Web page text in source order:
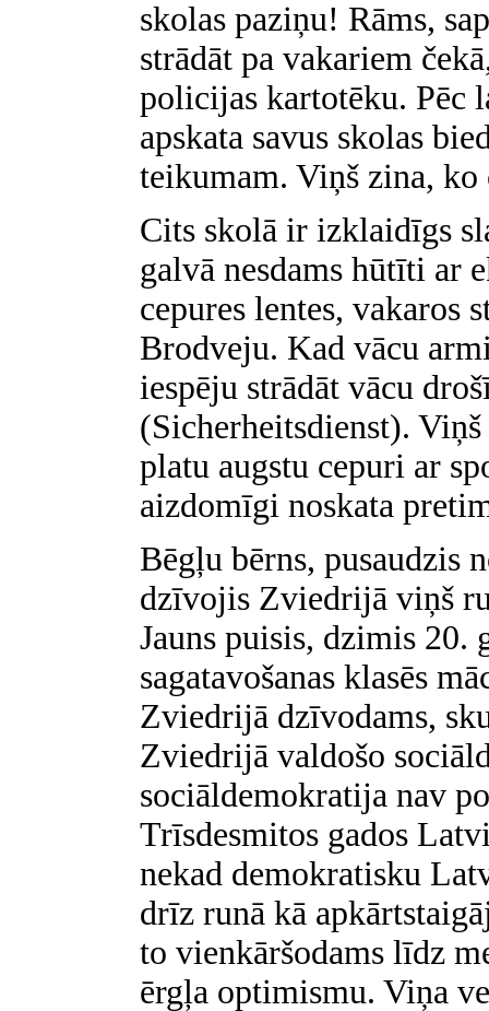
skolas paziņu! Rāms,
strādāt pa vakariem
policijas kartotēku. Pēc
apskata savus skolas
teikumam. Viņš zina,
Cits skolā ir izklaidīgs
galvā nesdams hūtīti ar
cepures lentes, vakaros
Brodveju. Kad vācu
iespēju strādāt vācu
(Sicherheitsdienst).
platu augstu cepuri ar
aizdomīgi noskata
Bēgļu bērns, pusaudzis
dzīvojis Zviedrijā viņš
Jauns puisis, dzimis 20.
sagatavošanas klasēs
Zviedrijā dzīvodams,
Zviedrijā valdošo
sociāldemokratija nav
Trīsdesmitos gados
nekad demokratisku
drīz runā kā
to vienkāršodams līdz
ērgļa optimismu. Viņa